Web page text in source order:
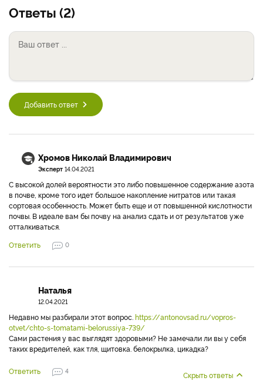
Ответы (2)
Добавить ответ
Хромов Николай Владимирович
Эксперт 14.04.2021
С высокой долей вероятности это либо повышенное содержание азота
в почве, кроме того идет большое накопление нитратов или такая
сортовая особенность. Может быть еще и от повышенной кислотности
почвы. В идеале вам бы почву на анализ сдать и от результатов уже
отталкиваться.
Ответить
0
Наталья
12.04.2021
Недавно мы разбирали этот вопрос. https://antonovsad.ru/vopros-
otvet/chto-s-tomatami-belorussiya-739/
Сами растения у вас выглядят здоровыми? Не замечали ли вы у себя
таких вредителей, как тля, щитовка. белокрылка, цикадка?
Ответить 4 Скрыть ответы